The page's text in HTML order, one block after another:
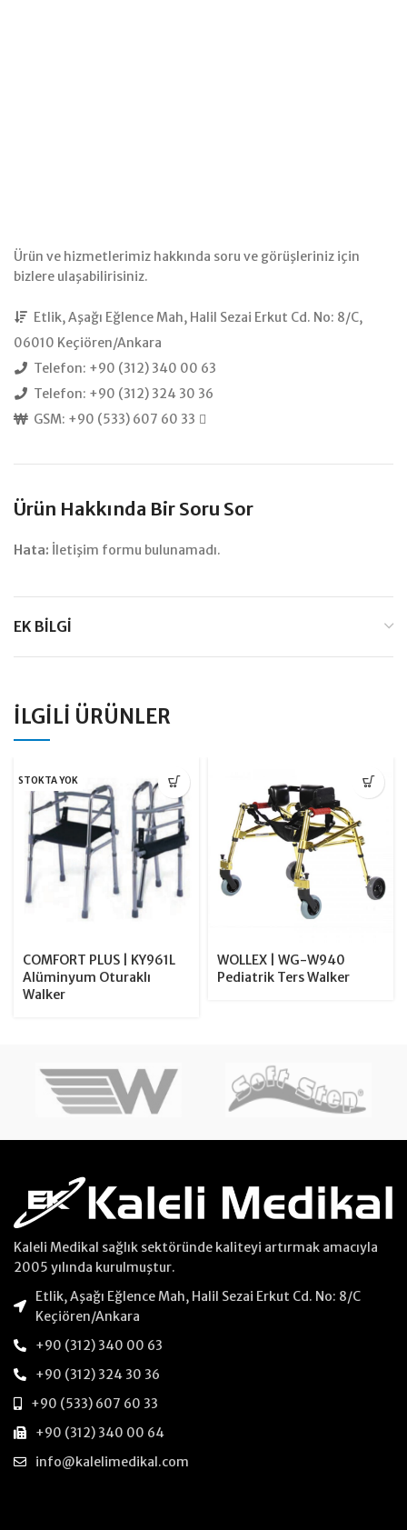
Ürün ve hizmetlerimiz hakkında soru ve görüşleriniz için
bizlere ulaşabilirisiniz.
Etlik, Aşağı Eğlence Mah, Halil Sezai Erkut Cd. No: 8/C,
06010 Keçiören/Ankara
Telefon: +90 (312) 340 00 63
Telefon: +90 (312) 324 30 36
GSM: +90 (533) 607 60 33
Ürün Hakkında Bir Soru Sor
Hata: İletişim formu bulunamadı.
EK BILGI
İLGILI ÜRÜNLER
STOKTA YOK
COMFORT PLUS | KY961L
Alüminyum Oturaklı
Walker
WOLLEX | WG-W940
Pediatrik Ters Walker
Kaleli Medikal sağlık sektöründe kaliteyi artırmak amacıyla
2005 yılında kurulmuştur.
Etlik, Aşağı Eğlence Mah, Halil Sezai Erkut Cd. No: 8/C
Keçiören/Ankara
+90 (312) 340 00 63
+90 (312) 324 30 36
+90 (533) 607 60 33
+90 (312) 340 00 64
info@kalelimedikal.com